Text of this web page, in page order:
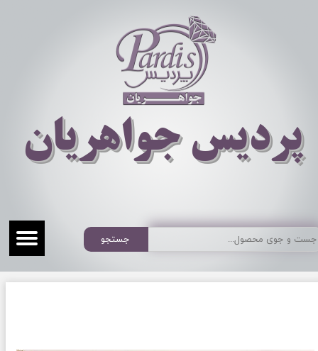
​​​​پردیس جواهریان
جستجو